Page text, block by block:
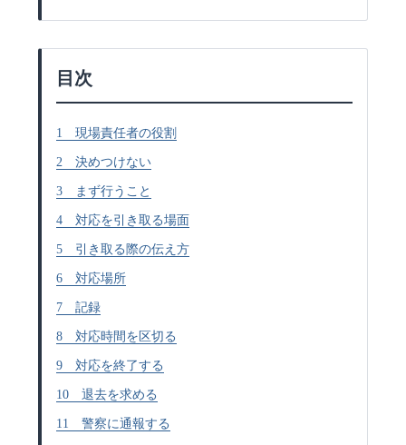
目次
1 現場責任者の役割
2 決めつけない
3 まず行うこと
4 対応を引き取る場面
5 引き取る際の伝え方
6 対応場所
7 記録
8 対応時間を区切る
9 対応を終了する
10 退去を求める
11 警察に通報する